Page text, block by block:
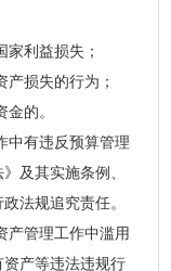
家利益损失；
产损失的行为；
的。
中有违反预算管理
及其实施条例、
法规追究责任。
产管理工作中滥用
产等违法违规行